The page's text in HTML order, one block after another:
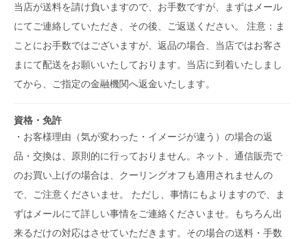
当店が送料を請け負いますので、お手数ですが、まずはメール
にてご連絡していただき、その後、ご返送ください。 注意：ま
ことにお手数ではございますが、返品の場合、当店ではお客さ
まにて配送をお願いいたしております。当店に到着いたしまし
てから、ご指定の金融機関へ返金いたします。
資格・免許
・お客様理由（気が変わった・イメージが違う）の場合の返
品・交換は、原則的に行っておりません。ネット、通信販売で
のお買い上げの場合は、クーリングオフも適用されませんの
で、ご注意くださいませ。 ただし、事情にもよりますので、ま
ずはメールにて詳しい事情をご連絡くださいませ。もちろん出
来るだけの対応はさせていただきます。その場合の送料・手数